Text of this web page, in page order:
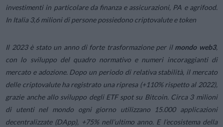
investimenti in particolare da finanza e assicurazioni, PA e agrifood.
In Italia 3,6 milioni di persone possiedono criptovalute e token
Il 2023 è stato un anno di forte trasformazione per il mondo web3,
con lo sviluppo del quadro normativo e numeri incoraggianti di
mercato e adozione. Dopo un periodo di relativa stabilità, il mercato
delle criptovalute ha registrato una ripresa (+110% rispetto al 2022),
grazie anche allo sviluppo degli ETF spot su Bitcoin. Circa 3 milioni
di utenti nel mondo ogni giorno utilizzano 15.000 applicazioni
decentralizzate (DApp), +75% nell’ultimo anno. E l’ecosistema della